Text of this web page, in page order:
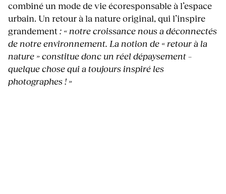
combiné un mode de vie écoresponsable à l’espace
urbain. Un retour à la nature original, qui l’inspire
grandement: « notre croissance nous a déconnectés
de notre environnement. La notion de « retour à la
nature » constitue donc un réel dépaysement –
quelque chose qui a toujours inspiré les
photographes ! »